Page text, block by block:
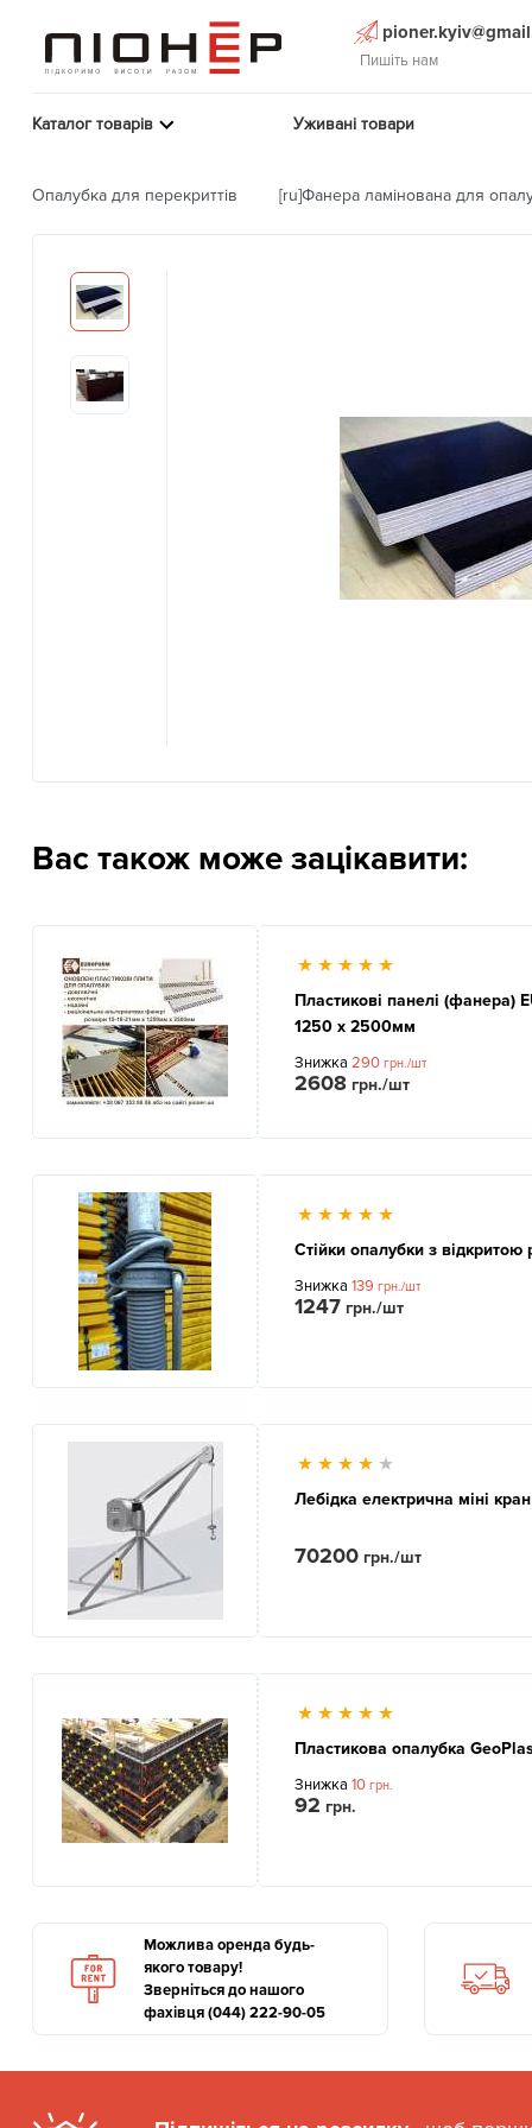
Пишіть нам
Каталог товарів Уживані товари
Опалубка для перекриттів [ru]Фанера ламінована для
Вас також може зацікавити:
Пластикові панелі (фанера)
1250 x 2500мм
Знижка 290 грн./шт
2608 грн./шт
Стійки опалубки з
Знижка 139 грн./шт
1247 грн./шт
Лебідка електрична міні
70200 грн./шт
Пластикова опалубка
Знижка 10 грн.
92 грн.
Можлива оренда будь-
якого товару!
Зверніться до нашого
фахівця (044) 222-90-05